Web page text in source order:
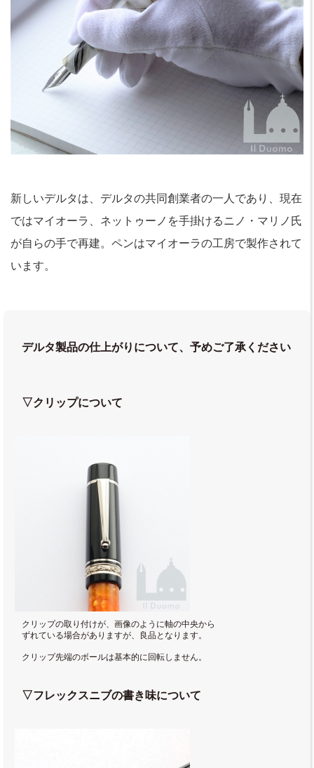
新しいデルタは、デルタの共同創業者の一人であり、現在
ではマイオーラ、ネットゥーノを手掛けるニノ・マリノ氏
が自らの手で再建。ペンはマイオーラの工房で製作されて
います。
デルタ製品の仕上がりについて、予めご了承ください
▽クリップについて
クリップの取り付けが、画像のように軸の中央から
ずれている場合がありますが、良品となります。
クリップ先端のボールは基本的に回転しません。
▽フレックスニブの書き味について